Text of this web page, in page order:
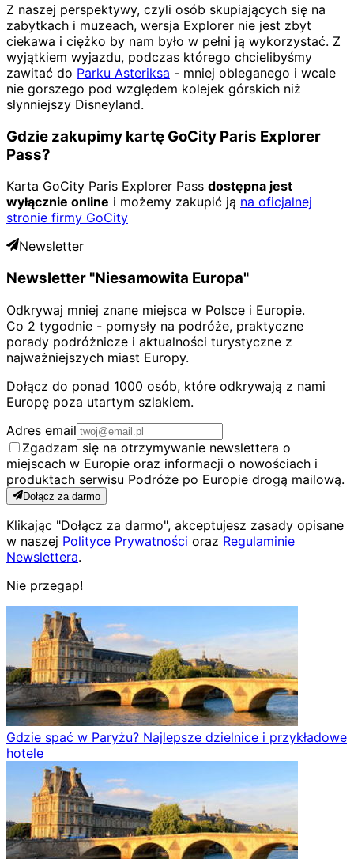
Z naszej perspektywy, czyli osób skupiających się na
zabytkach i muzeach, wersja Explorer nie jest zbyt
ciekawa i ciężko by nam było w pełni ją wykorzystać. Z
wyjątkiem wyjazdu, podczas którego chcielibyśmy
zawitać do Parku Asteriksa - mniej obleganego i wcale
nie gorszego pod względem kolejek górskich niż
słynniejszy Disneyland.
Gdzie zakupimy kartę GoCity Paris Explorer
Pass?
Karta GoCity Paris Explorer Pass dostępna jest
wyłącznie online i możemy zakupić ją na oficjalnej
stronie firmy GoCity
Newsletter
Newsletter "Niesamowita Europa"
Odkrywaj mniej znane miejsca w Polsce i Europie.
Co 2 tygodnie - pomysły na podróże, praktyczne
porady podróżnicze i aktualności turystyczne z
najważniejszych miast Europy.
Dołącz do ponad 1000 osób, które odkrywają z nami
Europę poza utartym szlakiem.
Adres email
Zgadzam się na otrzymywanie newslettera o
miejscach w Europie oraz informacji o nowościach i
produktach serwisu Podróże po Europie drogą mailową.
Dołącz za darmo
Klikając "Dołącz za darmo", akceptujesz zasady opisane
w naszej Polityce Prywatności oraz Regulaminie
Newslettera.
Nie przegap!
Gdzie spać w Paryżu? Najlepsze dzielnice i przykładowe
hotele